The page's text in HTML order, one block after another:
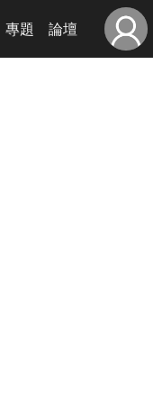
專題 論壇